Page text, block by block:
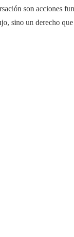
son acciones
sino un derecho